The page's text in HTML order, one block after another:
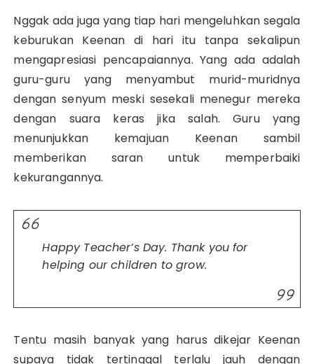
Nggak ada juga yang tiap hari mengeluhkan segala
keburukan Keenan di hari itu tanpa sekalipun
mengapresiasi pencapaiannya. Yang ada adalah
guru-guru yang menyambut murid-muridnya
dengan senyum meski sesekali menegur mereka
dengan suara keras jika salah. Guru yang
menunjukkan kemajuan Keenan sambil
memberikan saran untuk memperbaiki
kekurangannya.
Happy Teacher’s Day. Thank you for
helping our children to grow.
Tentu masih banyak yang harus dikejar Keenan
supaya tidak tertinggal terlalu jauh dengan